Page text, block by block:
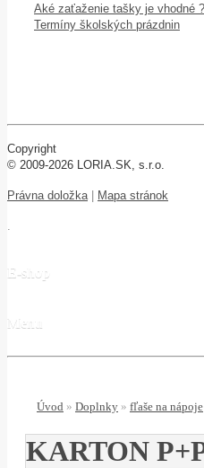
Aké zaťaženie tašky je vhodné ?
Termíny školských prázdnin
Copyright
© 2009-2026 LORIA.SK, s.r.o.
Právna doložka | Mapa stránok
E-shop
Menu
Úvod » Doplnky » fľaše na nápoje
KARTON